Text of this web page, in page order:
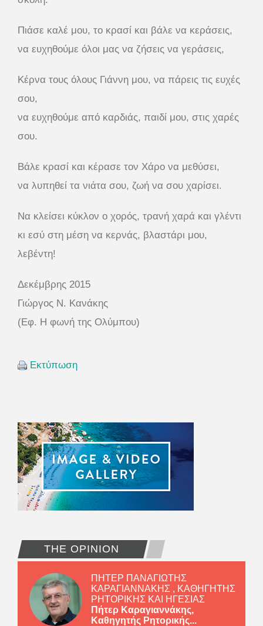
Πιάσε καλέ μου, το κρασί και βάλε να κεράσεις,
να ευχηθούμε όλοι μας να ζήσεις να γεράσεις,
Κέρνα τους όλους Γιάννη μου, να πάρεις τις ευχές
σου,
να ευχηθούμε από καρδιάς, παιδί μου, στις χαρές
σου.
Βάλε κρασί και κέρασε τον Χάρο να μεθύσει,
να λυπηθεί τα νιάτα σου, ζωή να σου χαρίσει.
Να κλείσει κύκλον ο χορός, τρανή χαρά και γλέντι
κι εσύ στη μέση να κερνάς, βλαστάρι μου,
λεβέντη!
Δεκέμβρης 2015
Γιώργος Ν. Κανάκης
(Εφ. Η φωνή της Ολύμπου)
Εκτύπωση
THE OPINION
ΠΗΤΕΡ ΠΑΝΑΓΙΩΤΗΣ
ΚΑΡΑΓΙΑΝΝΑΚΗΣ , ΚΑΘΗΓΗΤΗΣ
ΡΗΤΟΡΙΚΗΣ ΚΑΙ ΗΓΕΣΙΑΣ
Πήτερ Καραγιαννάκης,
Καθηγητής Ρητορικής...